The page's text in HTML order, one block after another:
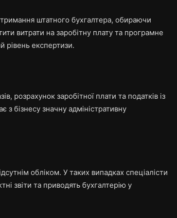
штатного бухгалтера, обираючи
витрати на заробітну плату та програмне
експертизи.
розрахунок заробітної плати та податків із
з бізнесу значну адміністративну
обліком. У таких випадках спеціалісти
звіти та приводять бухгалтерію у